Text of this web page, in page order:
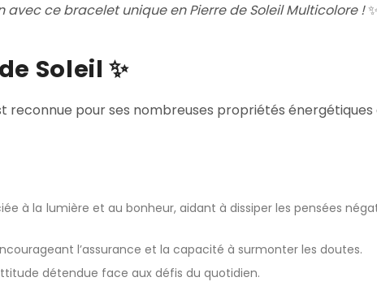
ce bracelet unique en Pierre de Soleil Multicolore !✨
Soleil ✨
reconnue pour ses nombreuses propriétés
à la lumière et au bonheur, aidant à dissiper les pensées
l’assurance et la capacité à surmonter les doutes.
détendue face aux défis du quotidien.